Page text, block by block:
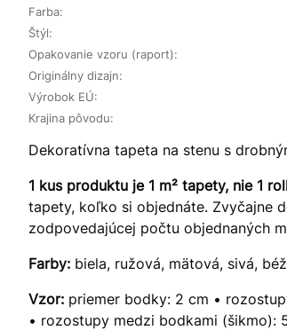
Farba:
Opakovanie vzoru (raport):
Originálny dizajn:
Výrobok EÚ:
Štýl:
Krajina pôvodu:
Dekoratívna tapeta na stenu s
1 kus produktu je 1 m² tapety, nie 1
tapety, koľko si objednáte. Zvyčajne
zodpovedajúcej počtu objednaných
Farby: biela, ružová, mätová, sivá,
Vzor: priemer bodky: 2 cm •
• rozostupy medzi bodkami (šikmo):